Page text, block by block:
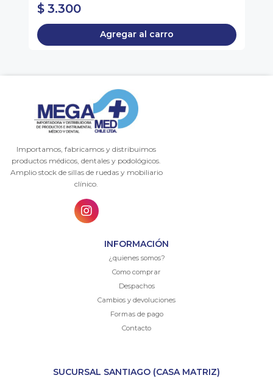
$ 3.300
Agregar al carro
Importamos, fabricamos y distribuimos
productos médicos, dentales y podológicos.
Amplio stock de sillas de ruedas y mobiliario
clínico.
INFORMACIÓN
¿quienes somos?
Como comprar
Despachos
Cambios y devoluciones
Formas de pago
Contacto
SUCURSAL SANTIAGO (CASA MATRIZ)